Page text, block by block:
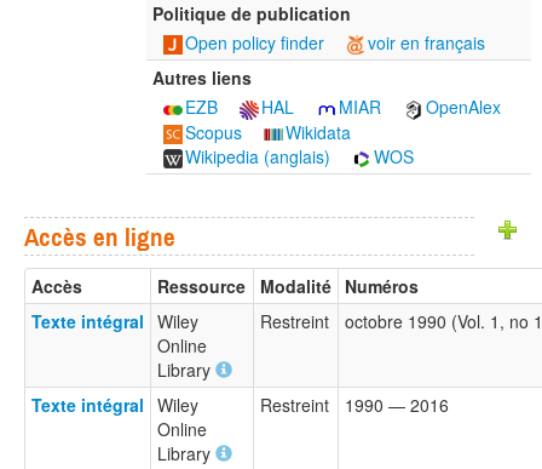
Politique de publication
Open policy finder
voir en français
Autres liens
EZB
HAL MIAR
OpenAlex
Scopus
Wikidata
Wikipedia (anglais)
WOS
Accès en ligne
Accès Ressource Modalité Numéros
Texte intégral Wiley
Online
Library
Restreint octobre 1990 (Vol. 1,
Texte intégral Wiley
Online
Library
Restreint 1990 — 2016